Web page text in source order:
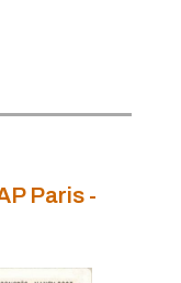
Paris -